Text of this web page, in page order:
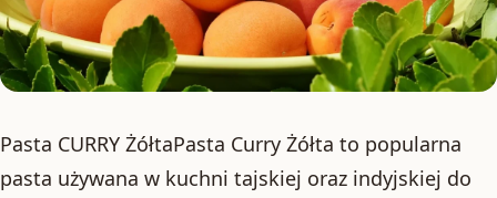
Pasta CURRY ŻółtaPasta Curry Żółta to popularna
pasta używana w kuchni tajskiej oraz indyjskiej do